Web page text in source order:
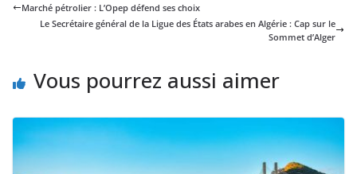
Marché pétrolier : L’Opep défend ses choix
Le Secrétaire général de la Ligue des États arabes en Algérie : Cap sur le
Sommet d’Alger
Vous pourrez aussi aimer